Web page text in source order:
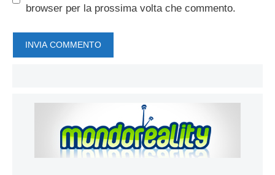
browser per la prossima volta che commento.